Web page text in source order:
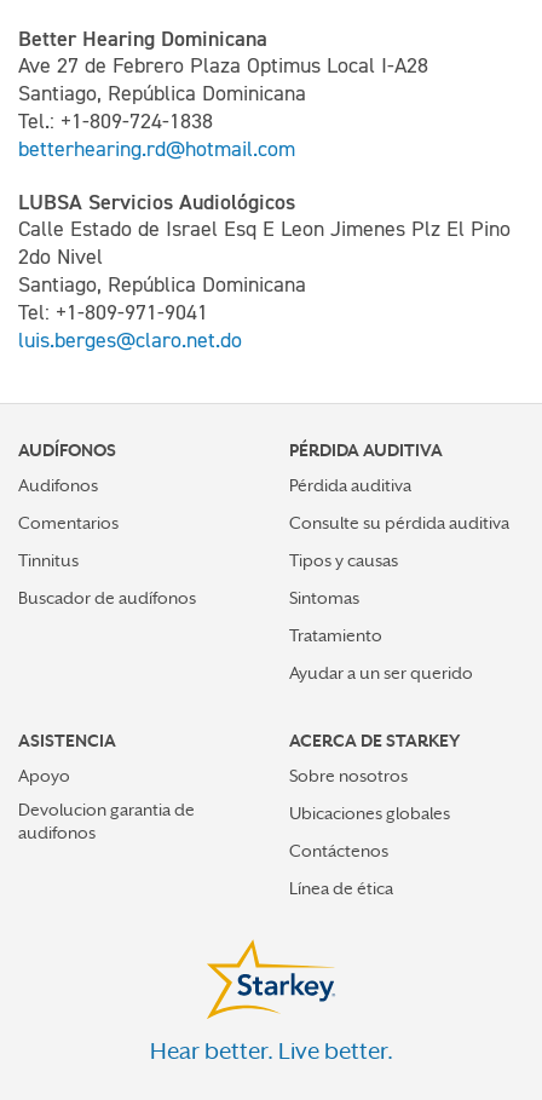
Better Hearing Dominicana
Ave 27 de Febrero Plaza Optimus Local I-A28
Santiago, República Dominicana
Tel.: +1-809-724-1838
betterhearing.rd@hotmail.com
LUBSA Servicios Audiológicos
Calle Estado de Israel Esq E Leon Jimenes Plz El Pino
2do Nivel
Santiago, República Dominicana
Tel: +1-809-971-9041
luis.berges@claro.net.do
AUDÍFONOS
Audifonos
Comentarios
Tinnitus
Buscador de audífonos
PÉRDIDA AUDITIVA
Pérdida auditiva
Consulte su pérdida auditiva
Tipos y causas
Sintomas
Tratamiento
Ayudar a un ser querido
ASISTENCIA
Apoyo
Devolucion garantia de
audifonos
ACERCA DE STARKEY
Sobre nosotros
Ubicaciones globales
Contáctenos
Línea de ética
Hear better. Live better.